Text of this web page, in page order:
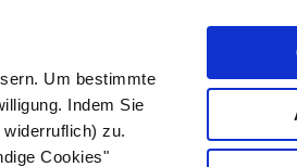
Um bestimmte
Indem Sie
zu.
Cookies"
leben Über uns